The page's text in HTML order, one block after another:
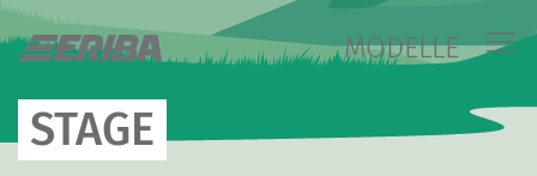
MODELLE
STAGE